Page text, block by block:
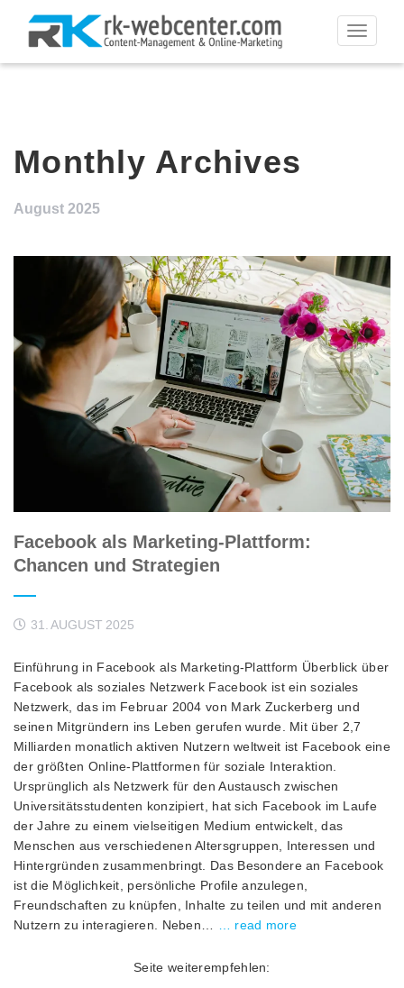
Toggle
Monthly Archives
August 2025
Facebook als Marketing-Plattform:
Chancen und Strategien
31. AUGUST 2025
Einführung in Facebook als Marketing-Plattform Überblick über
Facebook als soziales Netzwerk Facebook ist ein soziales
Netzwerk, das im Februar 2004 von Mark Zuckerberg und
seinen Mitgründern ins Leben gerufen wurde. Mit über 2,7
Milliarden monatlich aktiven Nutzern weltweit ist Facebook eine
der größten Online-Plattformen für soziale Interaktion.
Ursprünglich als Netzwerk für den Austausch zwischen
Universitätsstudenten konzipiert, hat sich Facebook im Laufe
der Jahre zu einem vielseitigen Medium entwickelt, das
Menschen aus verschiedenen Altersgruppen, Interessen und
Hintergründen zusammenbringt. Das Besondere an Facebook
ist die Möglichkeit, persönliche Profile anzulegen,
Freundschaften zu knüpfen, Inhalte zu teilen und mit anderen
Nutzern zu interagieren. Neben…
… read more
Seite weiterempfehlen: